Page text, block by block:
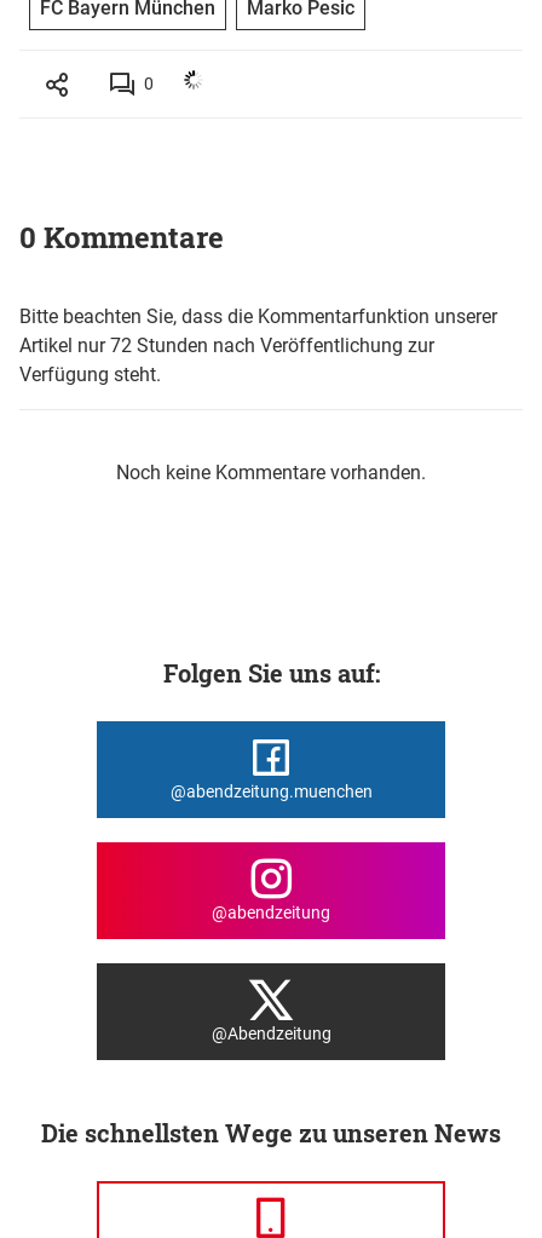
FC Bayern München Marko Pesic
0
0 Kommentare
Bitte beachten Sie, dass die Kommentarfunktion unserer
Artikel nur 72 Stunden nach Veröffentlichung zur
Verfügung steht.
Noch keine Kommentare vorhanden.
Folgen Sie uns auf:
@abendzeitung.muenchen
@abendzeitung
@Abendzeitung
Die schnellsten Wege zu unseren News